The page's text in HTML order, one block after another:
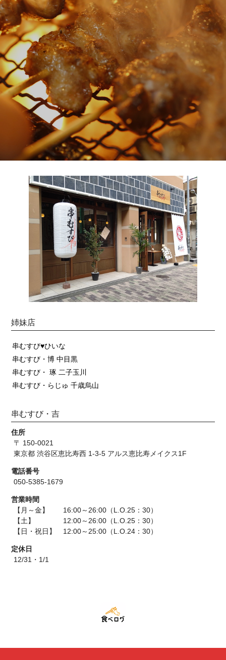
姉妹店
串むすび♥ひいな
串むすび・博 中目黒
串むすび・ 琢 二子玉川
串むすび・らじゅ 千歳烏山
串むすび・吉
住所
〒 150-0021
東京都 渋谷区恵比寿西 1-3-5 アルス恵比寿メイクス1F
電話番号
050-5385-1679
営業時間
【月～金】 16:00～26:00（L.O.25：30）
【土】 12:00～26:00（L.O.25：30）
【日・祝日】 12:00～25:00（L.O.24：30）
定休日
12/31・1/1